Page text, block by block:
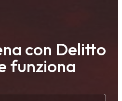
con Delitto
funziona